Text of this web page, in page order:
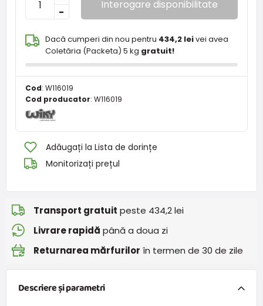
-
Interogare disponibilitate
Dacă cumperi din nou pentru 434,2 leivei avea
Coletăria (Packeta) 5 kg gratuit!
Cod: W116019
Cod producator: W116019
Adăugați la Lista de dorințe
Monitorizați prețul
Transport gratuit peste 434,2 lei
Livrare rapidă până a doua zi
Returnarea mărfurilor în termen de 30 de zile
Descriere și parametri